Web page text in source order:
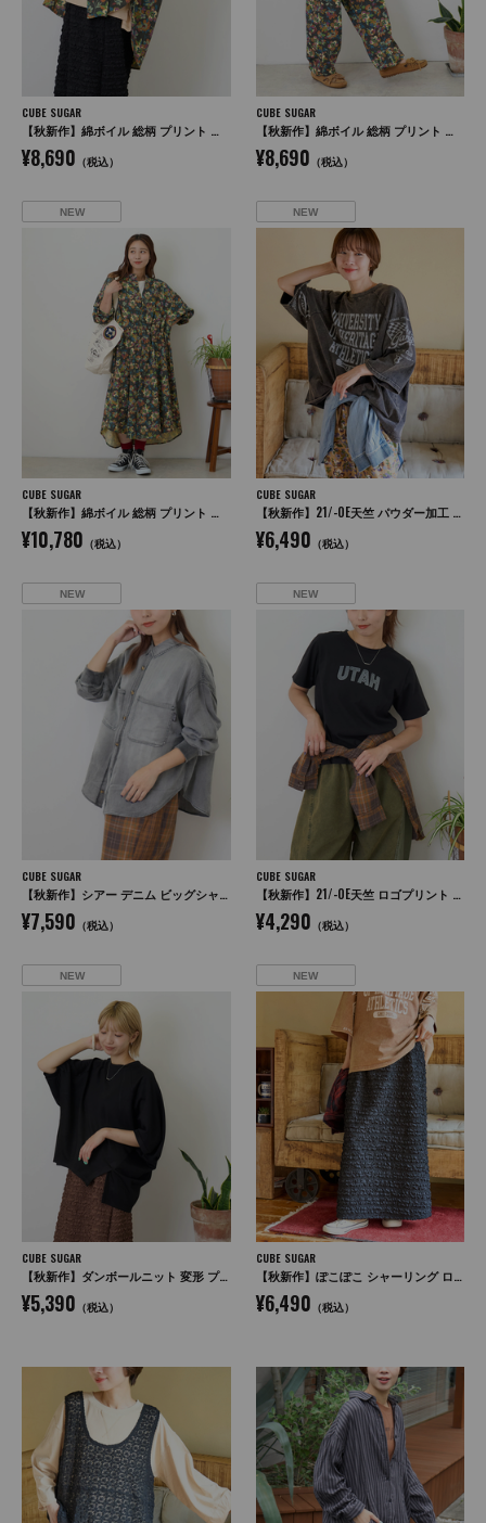
CUBE SUGAR
【秋新作】綿ボイル 総柄 プリント 袖ロールアップ シャツ
¥8,690 （税込）
CUBE SUGAR
【秋新作】綿ボイル 総柄 プリント イージーパンツ
¥8,690 （税込）
NEW
CUBE SUGAR
【秋新作】綿ボイル 総柄 プリント ドロスト シャツワンピース
¥10,780 （税込）
NEW
CUBE SUGAR
【秋新作】21/-OE天竺 パウダー加工 ラグラン 6分袖 ロゴプリント Tシャツ
¥6,490 （税込）
NEW
CUBE SUGAR
【秋新作】シアー デニム ビッグシャツ
¥7,590 （税込）
NEW
CUBE SUGAR
【秋新作】21/-OE天竺 ロゴプリント ジャストサイズ Tシャツ
¥4,290 （税込）
NEW
CUBE SUGAR
【秋新作】ダンボールニット 変形 プルオーバー
¥5,390 （税込）
NEW
CUBE SUGAR
【秋新作】ぽこぽこ シャーリング ロング スカート
¥6,490 （税込）